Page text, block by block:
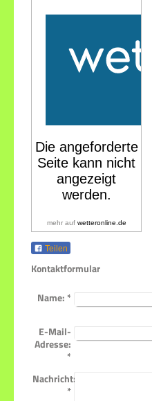
mehr auf wetteronline.de
Teilen
Kontaktformular
Name:*
E-Mail-
Adresse:
*
Nachricht:
*